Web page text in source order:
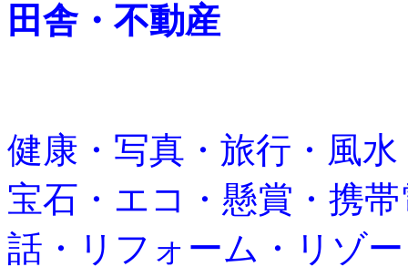
田舎・不動産
健康・写真・旅行・風水
宝石・エコ・懸賞・携帯
話・リフォーム・リゾー